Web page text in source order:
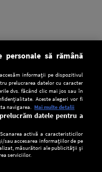
personale să rămână
informații pe dispozitivul
prelucrarea datelor cu caracter
dvs. făcând clic mai jos sau în
Aceste alegeri vor fi
navigarea. Mai multe detalii
datele pentru a
activă a caracteristicilor
sau accesarea informațiilor de pe
măsurători ale publicității și
serviciilor.